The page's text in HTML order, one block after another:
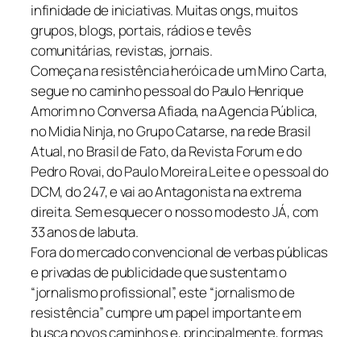
infinidade de iniciativas. Muitas ongs, muitos
grupos, blogs, portais, rádios e tevês
comunitárias, revistas, jornais.
Começa na resistência heróica de um Mino Carta,
segue no caminho pessoal do Paulo Henrique
Amorim no Conversa Afiada, na Agencia Pública,
no Midia Ninja, no Grupo Catarse, na rede Brasil
Atual, no Brasil de Fato, da Revista Forum e do
Pedro Rovai, do Paulo Moreira Leite e o pessoal do
DCM, do 247, e vai ao Antagonista na extrema
direita. Sem esquecer o nosso modesto JÁ, com
33 anos de labuta.
Fora do mercado convencional de verbas públicas
e privadas de publicidade que sustentam o
“jornalismo profissional”, este “jornalismo de
resistência” cumpre um papel importante em
busca novos caminhos e, principalmente, formas